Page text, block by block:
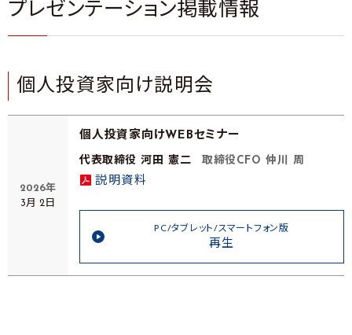
プレゼンテーション掲載情報
個人投資家向け説明会
2026年
3月 2日
個人投資家向けWEBセミナー
代表取締役 河田 憲二 取締役CFO 仲川 周
説明資料
PC/タブレット/スマートフォン版
再生